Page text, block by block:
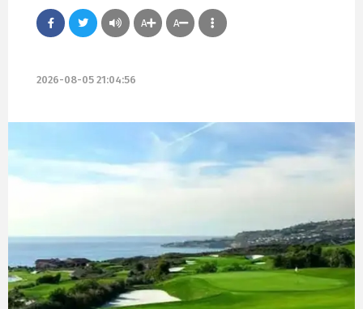
A A
2026-08-05 21:04:56